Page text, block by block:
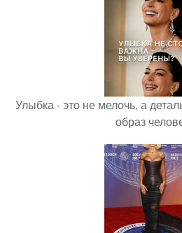
Улыбка - это не мелочь, а
образ